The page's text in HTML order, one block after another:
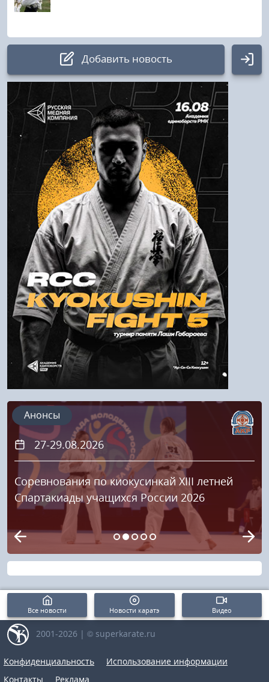
Добавить новость
Авторизация
Логин:
Пароль
Войти
Напомнить пароль
Регистрация
27-29.08.2026
Соревнования по киокусинкай XIII летней
Спартакиады учащихся России 2026
Анонсы
Все новости Новости каратэ Видео
2001-2026 | © superkarate.ru
Конфиденциальность
Использование информации
Контакты
Реклама